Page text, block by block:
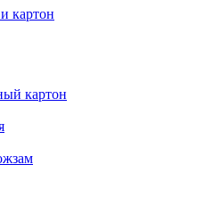
картон
картон